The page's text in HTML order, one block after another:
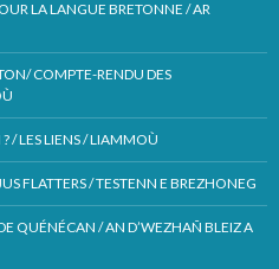
LA LANGUE BRETONNE / AR
COMPTE-RENDU DES
/ LES LIENS / LIAMMOÙ
FLATTERS / TESTENN E BREZHONEG
QUÉNÉCAN / AN D’WEZHAÑ BLEIZ A